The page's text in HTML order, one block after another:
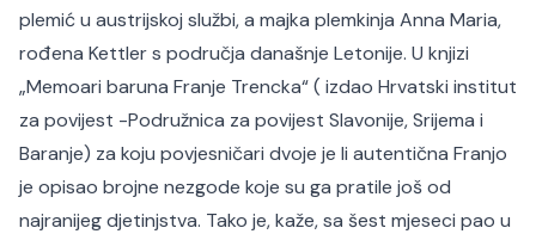
plemić u austrijskoj službi, a majka plemkinja Anna Maria,
rođena Kettler s područja današnje Letonije. U knjizi
„Memoari baruna Franje Trencka“ ( izdao Hrvatski institut
za povijest -Podružnica za povijest Slavonije, Srijema i
Baranje) za koju povjesničari dvoje je li autentična Franjo
je opisao brojne nezgode koje su ga pratile još od
najranijeg djetinjstva. Tako je, kaže, sa šest mjeseci pao u